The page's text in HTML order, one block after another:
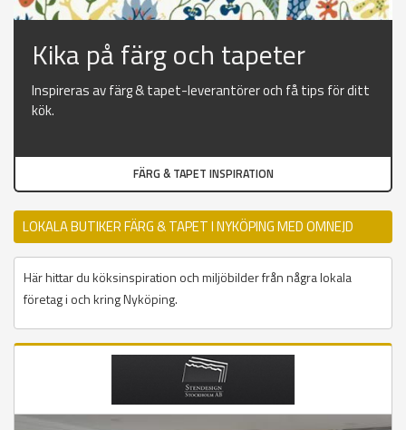
Kika på färg och tapeter
Inspireras av färg & tapet-leverantörer och få tips för ditt
kök.
FÄRG & TAPET INSPIRATION
LOKALA BUTIKER FÄRG & TAPET I NYKÖPING MED OMNEJD
Här hittar du köksinspiration och miljöbilder från några lokala
företag i och kring Nyköping.